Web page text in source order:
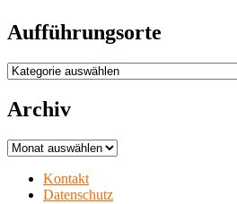
Aufführungsorte
Aufführungsorte
Archiv
Archiv
Kontakt
Datenschutz